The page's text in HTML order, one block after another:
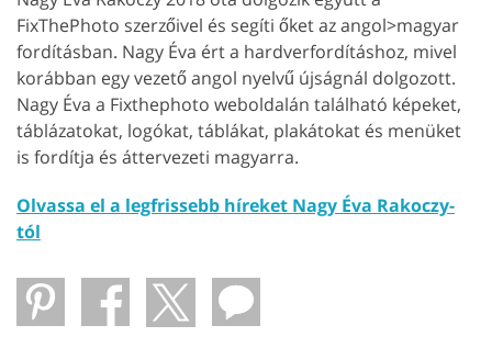
FixThePhoto szerzőivel és segíti őket az angol>magyar
fordításban. Nagy Éva ért a hardverfordításhoz, mivel
korábban egy vezető angol nyelvű újságnál dolgozott.
Nagy Éva a Fixthephoto weboldalán található képeket,
táblázatokat, logókat, táblákat, plakátokat és menüket
is fordítja és áttervezeti magyarra.
Olvassa el a legfrissebb híreket Nagy Éva Rakoczy-
tól